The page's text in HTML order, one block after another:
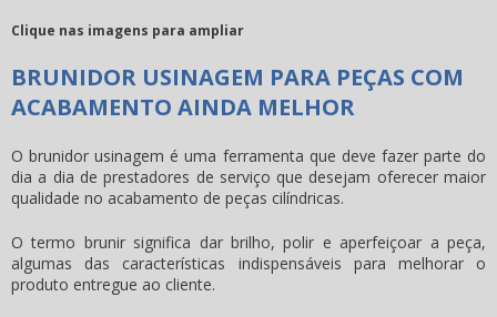
Clique nas imagens para ampliar
BRUNIDOR USINAGEM PARA PEÇAS COM
ACABAMENTO AINDA MELHOR
Obrunidor usinagem é uma ferramenta que deve fazer parte do
dia a dia de prestadores de serviço que desejam oferecer maior
qualidade no acabamento de peças cilíndricas.
O termo brunir significa dar brilho, polir e aperfeiçoar a peça,
algumas das características indispensáveis para melhorar o
produto entregue ao cliente.